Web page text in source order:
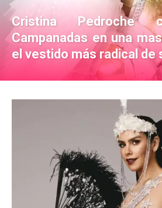
Cristina Pedroche
Campanadas en una
el vestido más radical de